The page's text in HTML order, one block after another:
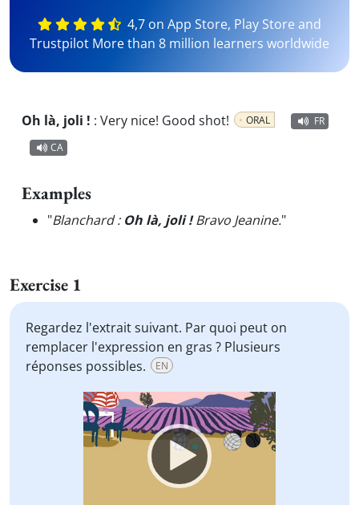
4,7 on App Store, Play Store and
Trustpilot More than 8 million learners worldwide
Oh là, joli ! : Very nice! Good shot! ORAL
FR
CA
Examples
"Blanchard : Oh là, joli !Bravo Jeanine."
Exercise 1
Regardez l'extrait suivant. Par quoi peut on
remplacer l'expression en gras ? Plusieurs
réponses possibles.
EN
Video
Player